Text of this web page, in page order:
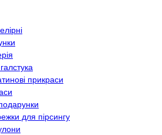
прикраси
для пірсингу